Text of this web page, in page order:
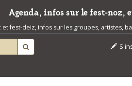
Agenda, infos sur le fest-noz,
fest-deiz, infos sur les groupes, artistes,